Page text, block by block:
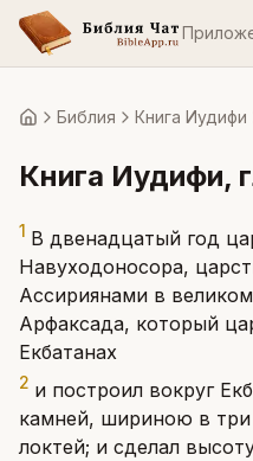
ГлавнаяБиблия Книга Иудифи
Книга Иудифи,
1 В двенадцатый год
Навуходоносора,
Ассириянами в
Арфаксада, который
Екбатанах
2 и построил вокруг
камней, шириною в
локтей; и сделал